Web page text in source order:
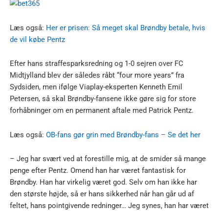
Læs også: Her er prisen: Så meget skal Brøndby betale, hvis
de vil købe Pentz
Efter hans straffesparksredning og 1-0 sejren over FC
Midtjylland blev der således råbt “four more years” fra
Sydsiden, men ifølge Viaplay-eksperten Kenneth Emil
Petersen, så skal Brøndby-fansene ikke gøre sig for store
forhåbninger om en permanent aftale med Patrick Pentz.
Læs også: OB-fans gør grin med Brøndby-fans – Se det her
– Jeg har svært ved at forestille mig, at de smider så mange
penge efter Pentz. Omend han har været fantastisk for
Brøndby. Han har virkelig været god. Selv om han ikke har
den største højde, så er hans sikkerhed når han går ud af
feltet, hans pointgivende redninger… Jeg synes, han har været